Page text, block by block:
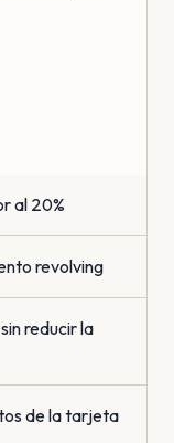
al 20%
revolving
reducir la
de la tarjeta